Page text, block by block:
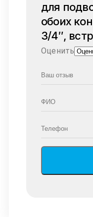
для
обоих
3/4″,
Оценить